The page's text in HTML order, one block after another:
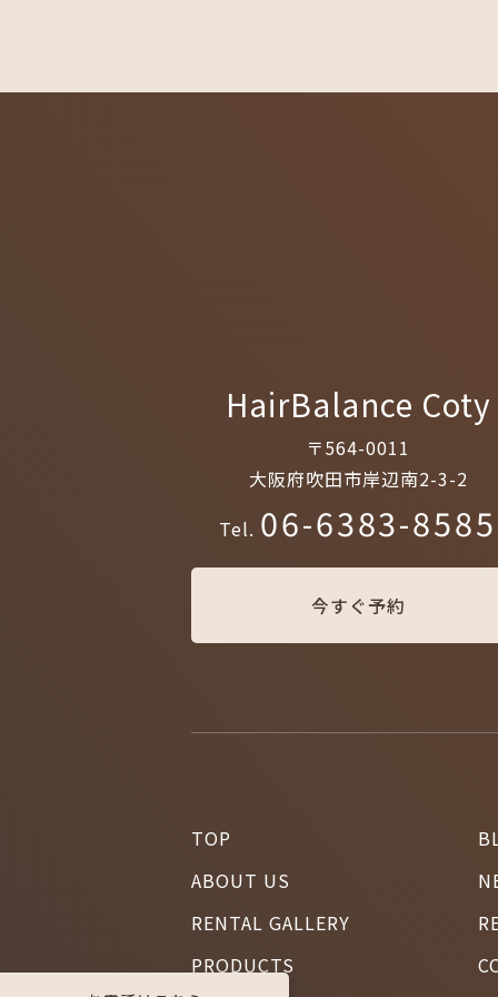
HairBalance Coty
〒564-0011
大阪府吹田市岸辺南2-3-2
Tel. 06-6383-8585
今すぐ予約
TOP
ABOUT US
RENTAL GALLERY
PRODUCTS